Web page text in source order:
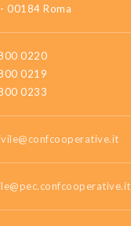
00184 Roma
0220
0219
0233